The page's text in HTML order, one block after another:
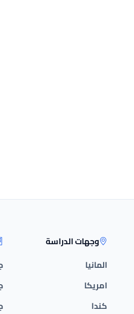
وجهات الدراسة
المانيا
امريكا
كندا